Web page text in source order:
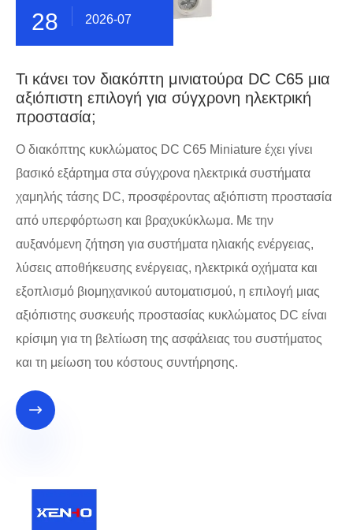
28 2026-07
Τι κάνει τον διακόπτη μινιατούρα DC C65 μια
αξιόπιστη επιλογή για σύγχρονη ηλεκτρική
προστασία;
​Ο διακόπτης κυκλώματος DC C65 Miniature έχει γίνει
βασικό εξάρτημα στα σύγχρονα ηλεκτρικά συστήματα
χαμηλής τάσης DC, προσφέροντας αξιόπιστη προστασία
από υπερφόρτωση και βραχυκύκλωμα. Με την
αυξανόμενη ζήτηση για συστήματα ηλιακής ενέργειας,
λύσεις αποθήκευσης ενέργειας, ηλεκτρικά οχήματα και
εξοπλισμό βιομηχανικού αυτοματισμού, η επιλογή μιας
αξιόπιστης συσκευής προστασίας κυκλώματος DC είναι
κρίσιμη για τη βελτίωση της ασφάλειας του συστήματος
και τη μείωση του κόστους συντήρησης.
